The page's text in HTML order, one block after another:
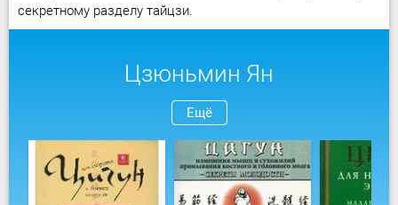
секретному разделу тайцзи.
Цзюньмин Ян
Ещё